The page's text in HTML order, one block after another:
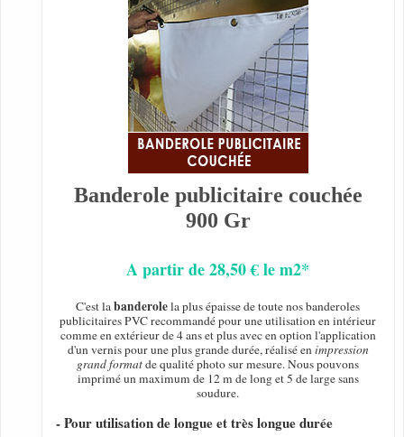
Banderole publicitaire couchée
900 Gr
A partir de 28,50 € le m2*
C'est labanderolela plus épaisse de toute nos banderoles
publicitaires PVC recommandé pour une utilisation en intérieur
comme en extérieur de 4 ans et plus avec en option l'application
d'un vernis pour une plus grande durée, réalisé enimpression
grand formatde qualité photo sur mesure. Nous pouvons
imprimé un maximum de 12 m de long et 5 de large sans
soudure.
- Pour utilisation de longue et très longue durée